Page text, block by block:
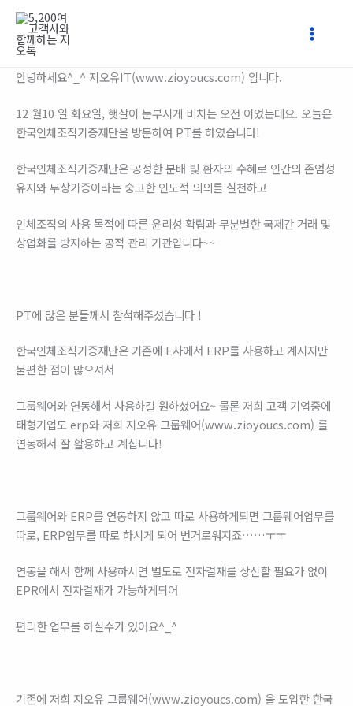
안녕하세요^_^ 지오유IT(www.zioyoucs.com) 입니다.
12 월10 일 화요일, 햇살이 눈부시게 비치는 오전 이었는데요. 오늘은
한국인체조직기증재단을 방문하여 PT를 하였습니다!
한국인체조직기증재단은 공정한 분배 빛 환자의 수혜로 인간의 존엄성
유지와 무상기증이라는 숭고한 인도적 의의를 실천하고
인체조직의 사용 목적에 따른 윤리성 확립과 무분별한 국제간 거래 및
상업화를 방지하는 공적 관리 기관입니다~~
PT에 많은 분들께서 참석해주셨습니다 !
한국인체조직기증재단은 기존에 E사에서 ERP를 사용하고 계시지만
불편한 점이 많으셔서
그룹웨어와 연동해서 사용하길 원하셨어요~ 물론 저희 고객 기업중에
태형기업도 erp와 저희 지오유 그룹웨어(www.zioyoucs.com) 를
연동해서 잘 활용하고 계십니다!
그룹웨어와 ERP를 연동하지 않고 따로 사용하게되면 그룹웨어업무를
따로, ERP업무를 따로 하시게 되어 번거로워지죠……ㅜㅜ
연동을 해서 함께 사용하시면 별도로 전자결재를 상신할 필요가 없이
EPR에서 전자결재가 가능하게되어
편리한 업무를 하실수가 있어요^_^
기존에 저희 지오유 그룹웨어(www.zioyoucs.com) 을 도입한 한국